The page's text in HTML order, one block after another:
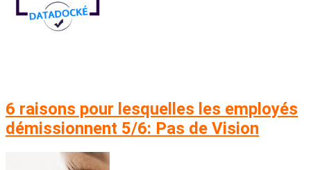
6 raisons pour lesquelles les employés
démissionnent 5/6: Pas de Vision